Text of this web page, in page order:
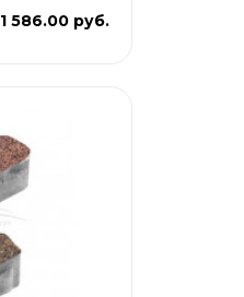
1 586.00 руб.